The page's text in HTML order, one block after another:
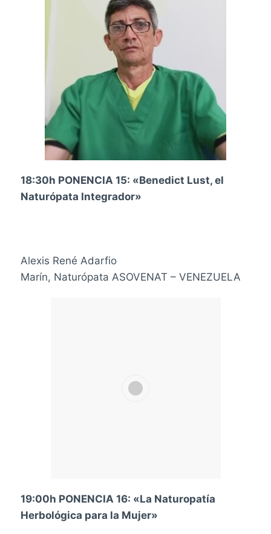
18:30h PONENCIA 15: «Benedict Lust, el
Naturópata Integrador»
Alexis René Adarfio
Marín, Naturópata ASOVENAT – VENEZUELA
19:00h PONENCIA 16: «La Naturopatía
Herbológica para la Mujer»